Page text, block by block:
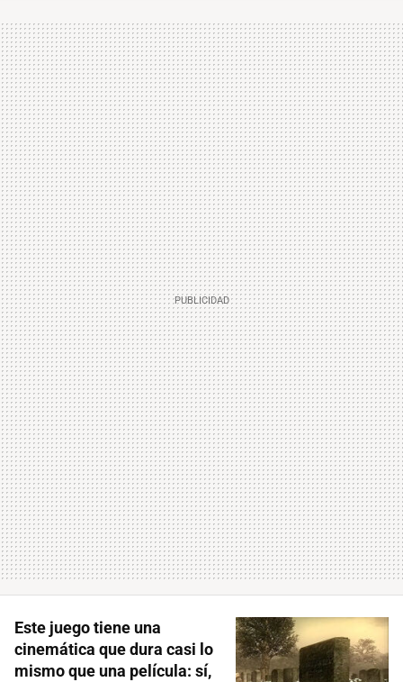
Este juego tiene una
cinemática que dura casi lo
mismo que una película: sí,